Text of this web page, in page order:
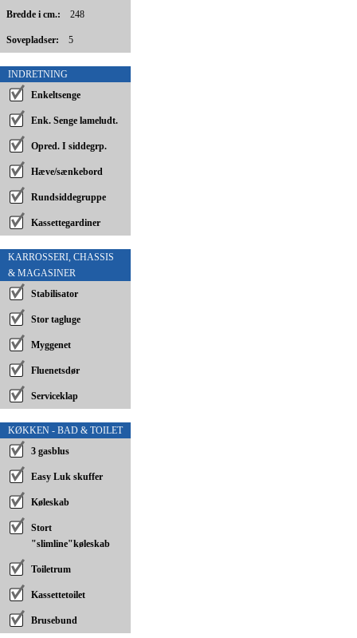
Bredde i cm.: 248
Sovepladser: 5
INDRETNING
Enkeltsenge
Enk. Senge lameludt.
Opred. I siddegrp.
Hæve/sænkebord
Rundsiddegruppe
Kassettegardiner
KARROSSERI, CHASSIS
& MAGASINER
Stabilisator
Stor tagluge
Myggenet
Fluenetsdør
Serviceklap
KØKKEN - BAD & TOILET
3 gasblus
Easy Luk skuffer
Køleskab
Stort
"slimline"køleskab
Toiletrum
Kassettetoilet
Brusebund